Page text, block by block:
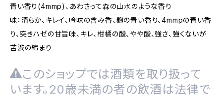
青い香り(4mmp)、あわさって森の山水のような香り
味：清らか、キレイ、吟味の含み香、麹の青い香り、4mmpの青い香
り、突きハゼの甘旨味、キレ、柑橘の酸、やや酸、強さ、強くないが
苦渋の締まり
このショップでは酒類を取り扱って
います。20歳未満の者の飲酒は法律で